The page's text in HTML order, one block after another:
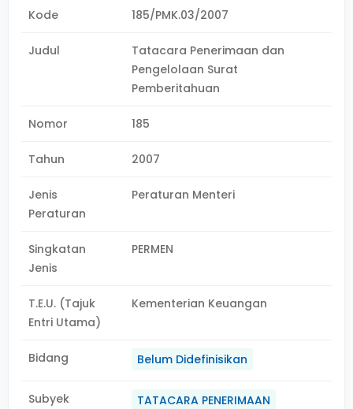
Kode 185/PMK.03/2007
Judul
Tatacara Penerimaan dan
Pengelolaan Surat
Pemberitahuan
Nomor 185
Tahun 2007
Jenis
Peraturan
Peraturan Menteri
Singkatan
Jenis
PERMEN
T.E.U. (Tajuk
Entri Utama)
Kementerian Keuangan
Bidang Belum Didefinisikan
Subyek
TATACARA PENERIMAAN